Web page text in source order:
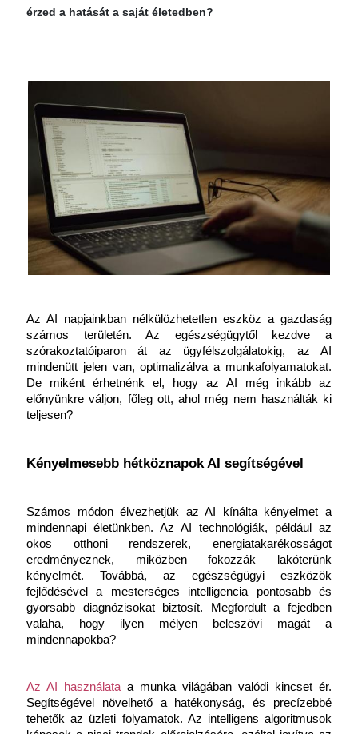
érzed a hatását a saját életedben?
Az AI napjainkban nélkülözhetetlen eszköz a gazdaság
számos területén. Az egészségügytől kezdve a
szórakoztatóiparon át az ügyfélszolgálatokig, az AI
mindenütt jelen van, optimalizálva a munkafolyamatokat.
De miként érhetnénk el, hogy az AI még inkább az
előnyünkre váljon, főleg ott, ahol még nem használták ki
teljesen?
Kényelmesebb hétköznapok AI segítségével
Számos módon élvezhetjük az AI kínálta kényelmet a
mindennapi életünkben. Az AI technológiák, például az
okos otthoni rendszerek, energiatakarékosságot
eredményeznek, miközben fokozzák lakóterünk
kényelmét. Továbbá, az egészségügyi eszközök
fejlődésével a mesterséges intelligencia pontosabb és
gyorsabb diagnózisokat biztosít. Megfordult a fejedben
valaha, hogy ilyen mélyen beleszövi magát a
mindennapokba?
Az AI használata a munka világában valódi kincset ér.
Segítségével növelhető a hatékonyság, és precízebbé
tehetők az üzleti folyamatok. Az intelligens algoritmusok